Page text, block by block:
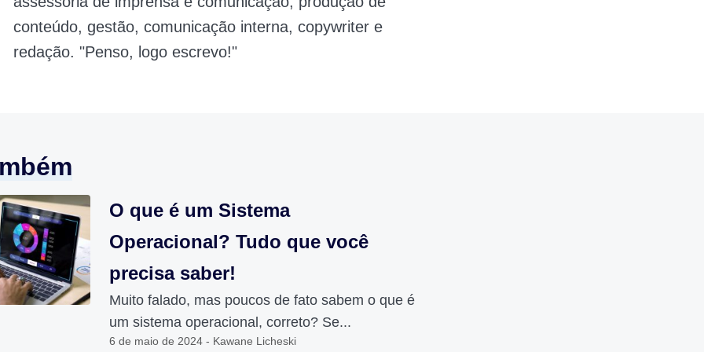
conteúdo, gestão, comunicação interna, copywriter e
redação. "Penso, logo escrevo!"
O que é um Sistema
Operacional? Tudo que você
precisa saber!
Muito falado, mas poucos de fato sabem o que é
um sistema operacional, correto? Se...
6 de maio de 2024 - Kawane Licheski